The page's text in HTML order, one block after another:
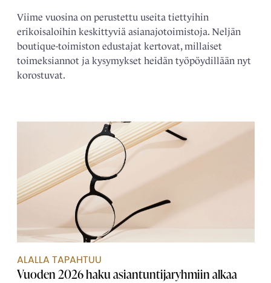
Viime vuosina on perustettu useita tiettyihin
erikoisaloihin keskittyviä asianajotoimistoja. Neljän
boutique-toimiston edustajat kertovat, millaiset
toimeksiannot ja kysymykset heidän työpöydillään nyt
korostuvat.
ALALLA TAPAHTUU
Vuoden 2026 haku asiantuntijaryhmiin alkaa